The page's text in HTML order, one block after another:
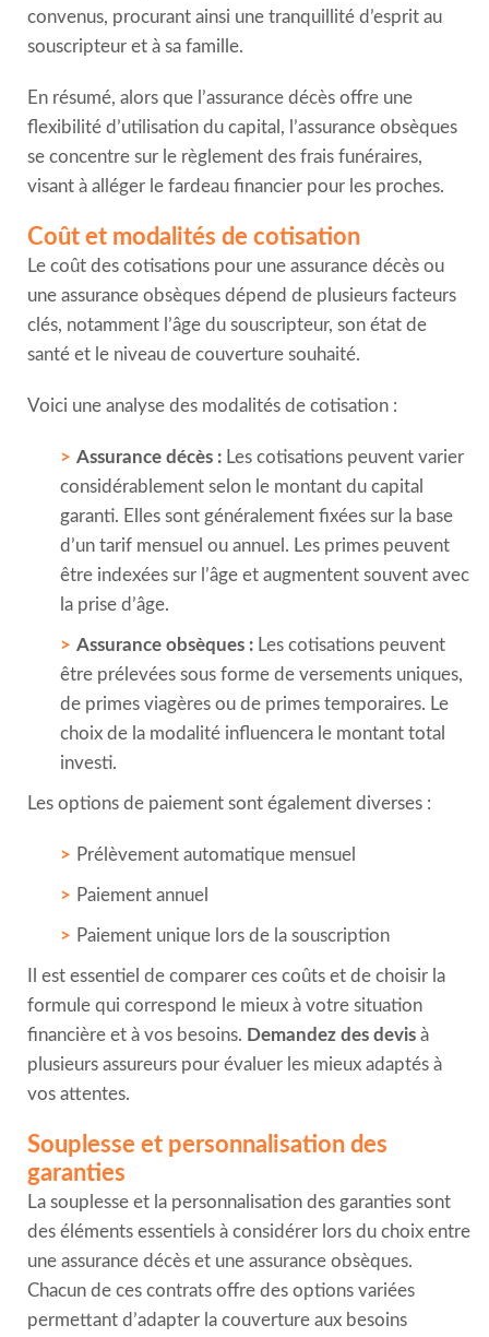
convenus, procurant ainsi une tranquillité d’esprit au
souscripteur et à sa famille.
En résumé, alors que l’assurance décès offre une
flexibilité d’utilisation du capital, l’assurance obsèques
se concentre sur le règlement des frais funéraires,
visant à alléger le fardeau financier pour les proches.
Coût et modalités de cotisation
Le coût des cotisations pour une assurance décès ou
une assurance obsèques dépend de plusieurs facteurs
clés, notamment l’âge du souscripteur, son état de
santé et le niveau de couverture souhaité.
Voici une analyse des modalités de cotisation :
Assurance décès : Les cotisations peuvent varier
considérablement selon le montant du capital
garanti. Elles sont généralement fixées sur la base
d’un tarif mensuel ou annuel. Les primes peuvent
être indexées sur l’âge et augmentent souvent avec
la prise d’âge.
Assurance obsèques : Les cotisations peuvent
être prélevées sous forme de versements uniques,
de primes viagères ou de primes temporaires. Le
choix de la modalité influencera le montant total
investi.
Les options de paiement sont également diverses :
Prélèvement automatique mensuel
Paiement annuel
Paiement unique lors de la souscription
Il est essentiel de comparer ces coûts et de choisir la
formule qui correspond le mieux à votre situation
financière et à vos besoins. Demandez des devis à
plusieurs assureurs pour évaluer les mieux adaptés à
vos attentes.
Souplesse et personnalisation des
garanties
La souplesse et la personnalisation des garanties sont
des éléments essentiels à considérer lors du choix entre
une assurance décès et une assurance obsèques.
Chacun de ces contrats offre des options variées
permettant d’adapter la couverture aux besoins